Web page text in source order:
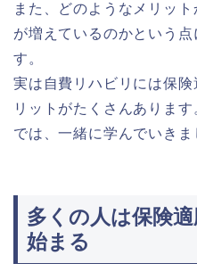
また、どのようなメリッ
が増えているのかという
す。
実は自費リハビリには保
リットがたくさんあります
では、一緒に学んでいきま
多くの人は保険
始まる